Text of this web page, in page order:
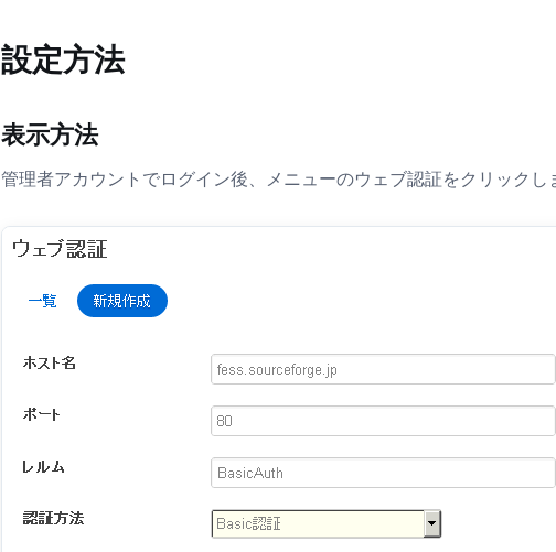
設定方法
表示方法
管理者アカウントでログイン後、メニューのウェブ認証をクリックし